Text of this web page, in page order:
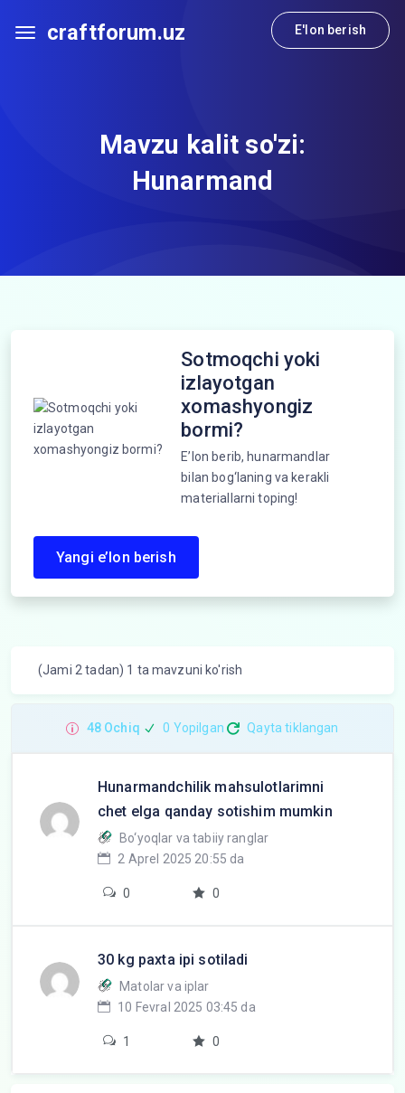
craftforum.uz E'lon berish
Mavzu kalit so'zi:
Hunarmand
Sotmoqchi yoki
izlayotgan
xomashyongiz
bormi?
E’lon berib, hunarmandlar
bilan bog‘laning va kerakli
materiallarni toping!
Yangi e’lon berish
(Jami 2 tadan) 1 ta mavzuni ko'rish
48 Ochiq 0 Yopilgan Qayta tiklangan
Hunarmandchilik mahsulotlarimni
chet elga qanday sotishim mumkin
Bo‘yoqlar va tabiiy ranglar
2 Aprel 2025 20:55 da
0 0
30 kg paxta ipi sotiladi
Matolar va iplar
10 Fevral 2025 03:45 da
1 0